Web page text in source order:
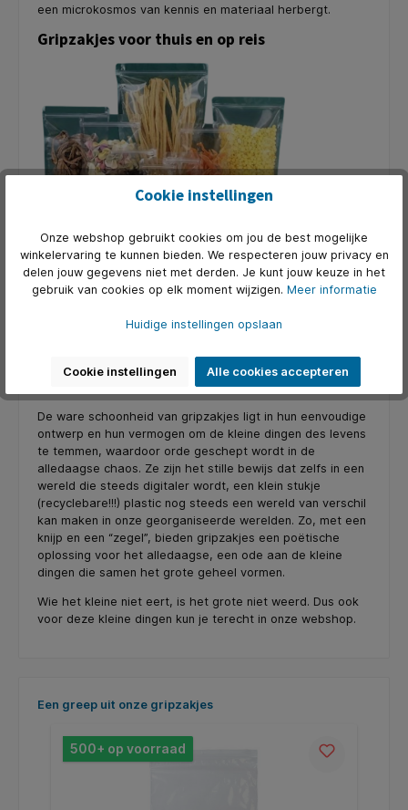
een microkosmos van kennis en materiaal herbergt.
Gripzakjes voor thuis en op reis
Thuis ontpoppen gripzakjes zich tot ware kameleons van
het huishouden. In de keuken bewaren ze kruiden en
specerijen, vers en klaar voor gebruik, terwijl ze in de
speelkamer waken over de integriteit van
noodverband voor lekkende shampooflessen tijdens
in naaikistjes. En in de koffieshop….
De eenvoudige kracht van gripzakjes
De ware schoonheid van gripzakjes ligt in hun eenvoudige
ontwerp en hun vermogen om de kleine dingen des levens
te temmen, waardoor orde geschept wordt in de
alledaagse chaos. Ze zijn het stille bewijs dat zelfs in een
wereld die steeds digitaler wordt, een klein stukje
(recyclebare!!!) plastic nog steeds een wereld van verschil
kan maken in onze georganiseerde werelden. Zo, met een
knijp en een “zegel”, bieden gripzakjes een poëtische
oplossing voor het alledaagse, een ode aan de kleine
dingen die samen het grote geheel vormen.
Wie het kleine niet eert, is het grote niet weerd. Dus ook
voor deze kleine dingen kun je terecht in onze webshop.
Productgalerij overslaan
Een greep uit onze gripzakjes
500+ op voorraad
Cookie instellingen
Onze webshop gebruikt cookies om jou de best mogelijke
winkelervaring te kunnen bieden. We respecteren jouw privacy en
delen jouw gegevens niet met derden. Je kunt jouw keuze in het
gebruik van cookies op elk moment wijzigen. Meer informatie
Huidige instellingen opslaan
Cookie instellingen Alle cookies accepteren